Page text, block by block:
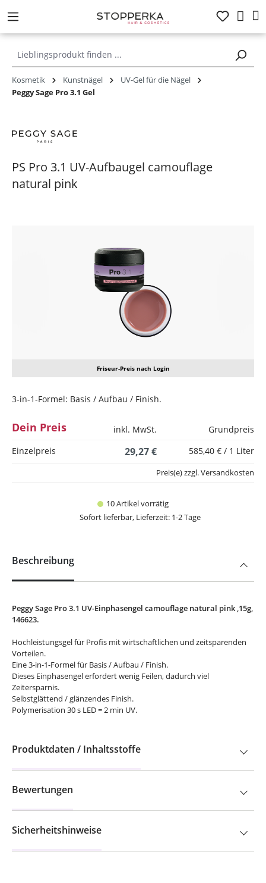
springen
Kosmetik Kunstnägel
UV-Gel für die Nägel
Peggy Sage Pro 3.1 Gel
PS Pro 3.1 UV-Aufbaugel camouflage
natural pink
Friseur-Preis nach Login
3-in-1-Formel: Basis / Aufbau / Finish.
Dein Preis inkl. MwSt.
Grundpreis
Einzelpreis
29,27 € 585,40 € / 1 Liter
10 Artikel vorrätig
Sofort lieferbar, Lieferzeit: 1-2 Tage
Preis(e) zzgl. Versandkosten
Beschreibung
Peggy Sage Pro 3.1 UV-Einphasengel camouflage natural pink ,15g,
146623.
Hochleistungsgel für Profis mit wirtschaftlichen und zeitsparenden
Vorteilen.
Eine 3-in-1-Formel für Basis / Aufbau / Finish.
Dieses Einphasengel erfordert wenig Feilen, dadurch viel
Zeitersparnis.
Selbstglättend / glänzendes Finish.
Polymerisation 30 s LED = 2 min UV.
Produktdaten / Inhaltsstoffe
Bewertungen
Sicherheitshinweise